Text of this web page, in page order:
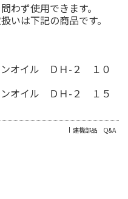
わず使用できます。
いは下記の商品です。
ンオイル ＤＨ-２ １０
ンオイル ＤＨ-２ １５
建機部品 Q&A